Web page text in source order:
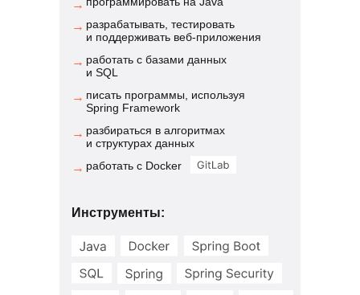
→
→ разрабатывать, тестировать
и поддерживать веб-приложения
→ работать с базами данных
и SQL
→ писать программы, используя
Spring Framework
→ разбираться в алгоритмах
и структурах данных
→ работать с Docker
Инструменты: